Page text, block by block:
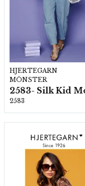
HJERTEGARN
MÖNSTER
2583